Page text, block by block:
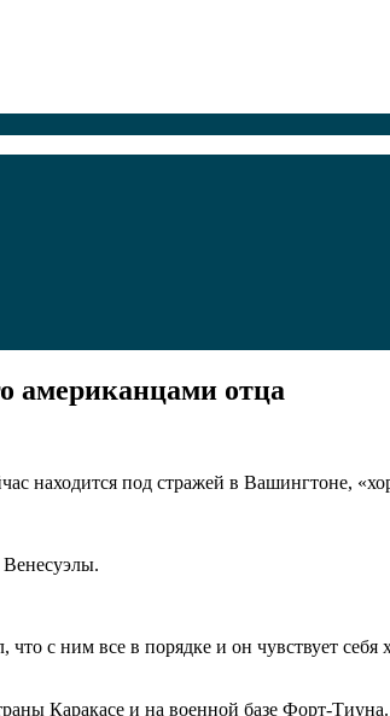
американцами отца
находится под стражей в Вашингтоне,
с ним все в порядке и он чувствует
Каракасе и на военной базе Форт-